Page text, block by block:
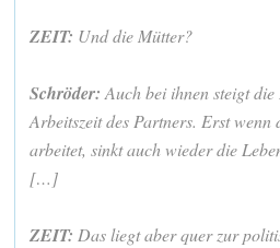
ZEIT: Und die Mütter?
Schröder: Auch bei ihnen steigt
Arbeitszeit des Partners. Erst
arbeitet, sinkt auch wieder die
[…]
ZEIT: Das liegt aber quer zur